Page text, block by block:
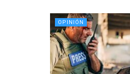
OPINIÓN